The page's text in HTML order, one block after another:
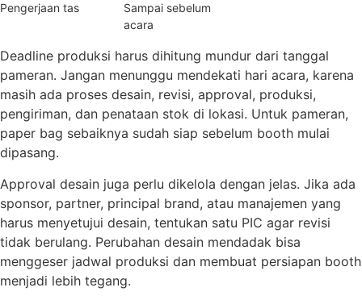
Pengerjaan tas
Sampai sebelum
acara
Deadline produksi harus dihitung mundur dari tanggal
pameran. Jangan menunggu mendekati hari acara, karena
masih ada proses desain, revisi, approval, produksi,
pengiriman, dan penataan stok di lokasi. Untuk pameran,
paper bag sebaiknya sudah siap sebelum booth mulai
dipasang.
Approval desain juga perlu dikelola dengan jelas. Jika ada
sponsor, partner, principal brand, atau manajemen yang
harus menyetujui desain, tentukan satu PIC agar revisi
tidak berulang. Perubahan desain mendadak bisa
menggeser jadwal produksi dan membuat persiapan booth
menjadi lebih tegang.